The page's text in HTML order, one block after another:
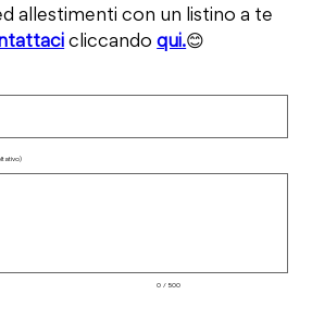
allestimenti con un listino a te
cliccandoqui.😊
0 / 500